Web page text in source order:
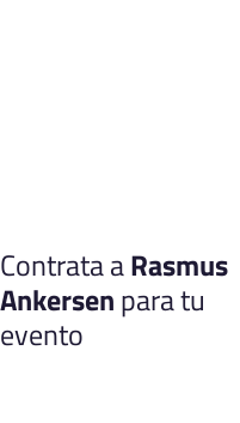
Contrata aRasmus
Ankersenpara tu
evento